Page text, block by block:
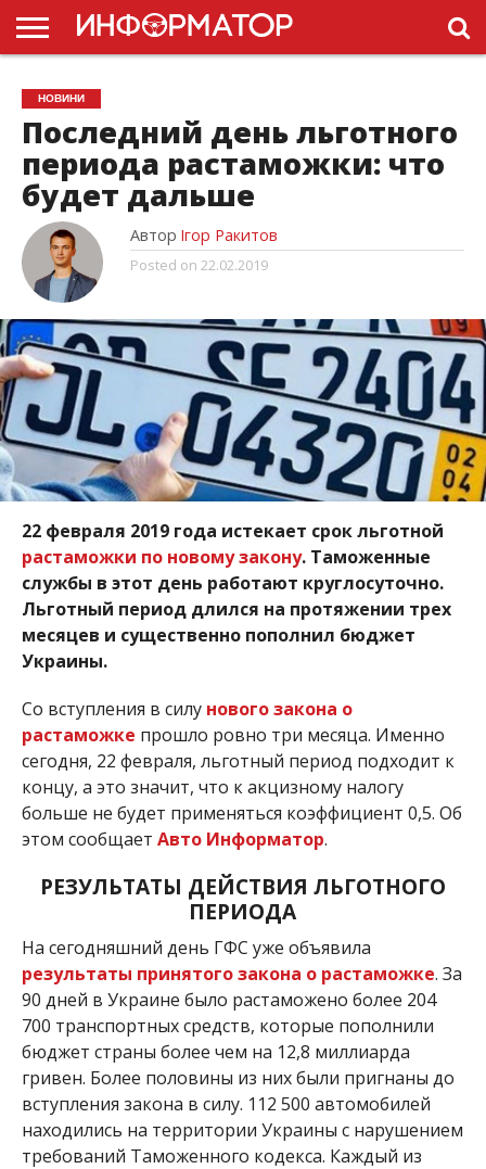
ГОЛОВНА
НОВИНИ
ПДР
УКРАЇНИ
РЕКЛАМА
ПРОЕКТЫ
НОВИНИ
Последний день льготного
периода растаможки: что
будет дальше
Автор Ігор Ракитов
Posted on 22.02.2019
22 февраля 2019 года истекает срок льготной
растаможки по новому закону. Таможенные
службы в этот день работают круглосуточно.
Льготный период длился на протяжении трех
месяцев и существенно пополнил бюджет
Украины.
Со вступления в силунового закона о
растаможке прошло ровно три месяца. Именно
сегодня, 22 февраля, льготный период подходит к
концу, а это значит, что к акцизному налогу
больше не будет применяться коэффициент 0,5. Об
этом сообщает Авто Информатор.
РЕЗУЛЬТАТЫ ДЕЙСТВИЯ ЛЬГОТНОГО
ПЕРИОДА
На сегодняшний день ГФС уже объявила
результаты принятого закона о растаможке. За
90 дней в Украине было растаможено более 204
700 транспортных средств, которые пополнили
бюджет страны более чем на 12,8 миллиарда
гривен. Более половины из них были пригнаны до
вступления закона в силу. 112 500 автомобилей
находились на территории Украины с нарушением
требований Таможенного кодекса. Каждый из